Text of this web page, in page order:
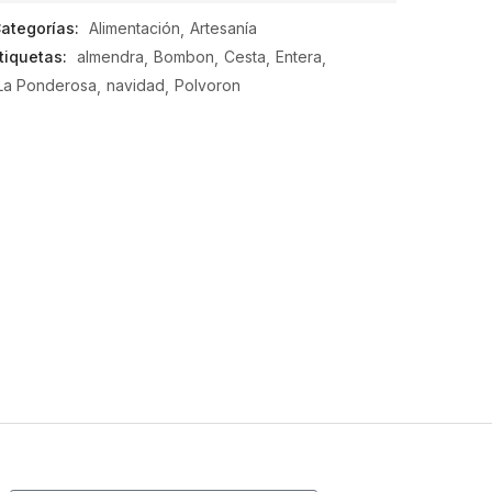
Alimentación Artesanía
almendra Bombon Cesta Entera
Ponderosa navidad Polvoron